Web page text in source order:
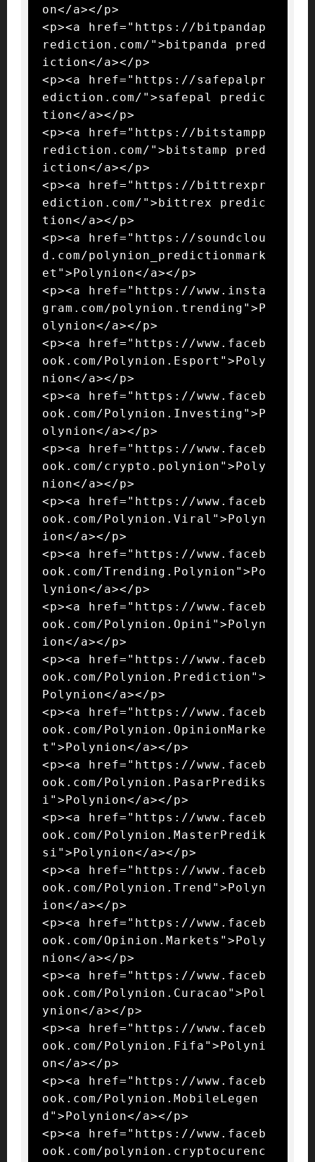
on</a></p>
<p><a href="https://bitpandap
rediction.com/">bitpanda pred
iction</a></p>
<p><a href="https://safepalpr
ediction.com/">safepal predic
tion</a></p>
<p><a href="https://bitstampp
rediction.com/">bitstamp pred
iction</a></p>
<p><a href="https://bittrexpr
ediction.com/">bittrex predic
tion</a></p>
<p><a href="https://soundclou
d.com/polynion_predictionmark
et">Polynion</a></p>
<p><a href="https://www.insta
gram.com/polynion.trending">P
olynion</a></p>
<p><a href="https://www.faceb
ook.com/Polynion.Esport">Poly
nion</a></p>
<p><a href="https://www.faceb
ook.com/Polynion.Investing">P
olynion</a></p>
<p><a href="https://www.faceb
ook.com/crypto.polynion">Poly
nion</a></p>
<p><a href="https://www.faceb
ook.com/Polynion.Viral">Polyn
ion</a></p>
<p><a href="https://www.faceb
ook.com/Trending.Polynion">Po
lynion</a></p>
<p><a href="https://www.faceb
ook.com/Polynion.Opini">Polyn
ion</a></p>
<p><a href="https://www.faceb
ook.com/Polynion.Prediction">
Polynion</a></p>
<p><a href="https://www.faceb
ook.com/Polynion.OpinionMarke
t">Polynion</a></p>
<p><a href="https://www.faceb
ook.com/Polynion.PasarPrediks
i">Polynion</a></p>
<p><a href="https://www.faceb
ook.com/Polynion.MasterPredik
si">Polynion</a></p>
<p><a href="https://www.faceb
ook.com/Polynion.Trend">Polyn
ion</a></p>
<p><a href="https://www.faceb
ook.com/Opinion.Markets">Poly
nion</a></p>
<p><a href="https://www.faceb
ook.com/Polynion.Curacao">Pol
ynion</a></p>
<p><a href="https://www.faceb
ook.com/Polynion.Fifa">Polyni
on</a></p>
<p><a href="https://www.faceb
ook.com/Polynion.MobileLegen
d">Polynion</a></p>
<p><a href="https://www.faceb
ook.com/polynion.cryptocurenc